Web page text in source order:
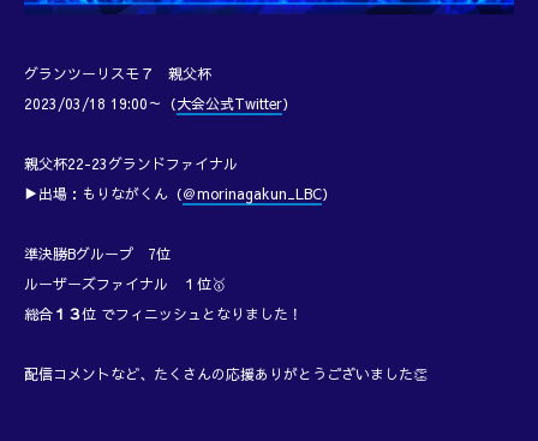
グランツーリスモ７ 親父杯
2023/03/18 19:00～（大会公式Twitter）
親父杯22-23グランドファイナル
▶出場：もりながくん（＠morinagakun_LBC）
準決勝Bグループ 7位
ルーザーズファイナル １位🥇
総合１３位 でフィニッシュとなりました！
配信コメントなど、たくさんの応援ありがとうございました👏